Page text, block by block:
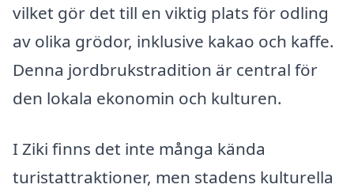
vilket gör det till en viktig plats för odling
av olika grödor, inklusive kakao och kaffe.
Denna jordbrukstradition är central för
den lokala ekonomin och kulturen.
I Ziki finns det inte många kända
turistattraktioner, men stadens kulturella